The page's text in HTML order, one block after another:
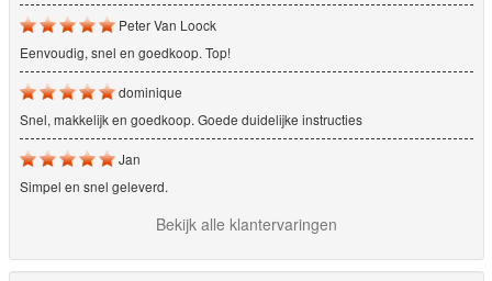
Peter Van Loock
Eenvoudig, snel en goedkoop. Top!
dominique
Snel, makkelijk en goedkoop. Goede duidelijke instructies
Jan
Simpel en snel geleverd.
Bekijk alle klantervaringen